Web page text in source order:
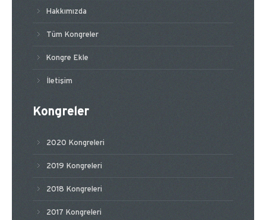
Hakkımızda
Tüm Kongreler
Kongre Ekle
İletişim
Kongreler
2020 Kongreleri
2019 Kongreleri
2018 Kongreleri
2017 Kongreleri